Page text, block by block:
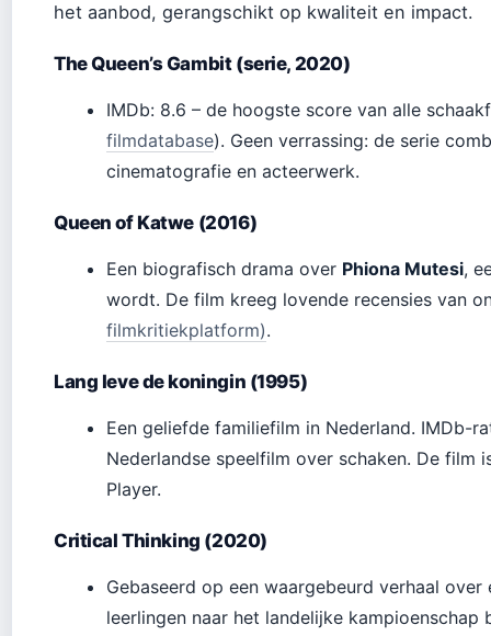
het aanbod, gerangschikt op kwaliteit en impact.
The Queen’s Gambit (serie, 2020)
IMDb: 8.6 – de hoogste score van alle
filmdatabase). Geen verrassing: de serie
cinematografie en acteerwerk.
Queen of Katwe (2016)
Een biografisch drama over Phiona Mutesi,
wordt. De film kreeg lovende recensies van
filmkritiekplatform).
Lang leve de koningin (1995)
Een geliefde familiefilm in Nederland. IMDb-
Nederlandse speelfilm over schaken. De film
Player.
Critical Thinking (2020)
Gebaseerd op een waargebeurd verhaal
leerlingen naar het landelijke